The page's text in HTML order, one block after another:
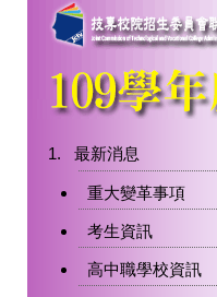
最新消息
重大變革事項
考生資訊
高中職學校資訊